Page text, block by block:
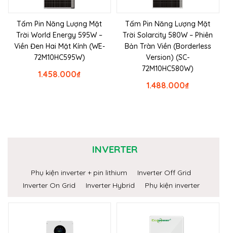
Tấm Pin Năng Lượng Mặt
Trời World Energy 595W –
Viền Đen Hai Mặt Kính (WE-
72M10HC595W)
₫
1.458.000
Tấm Pin Năng Lượng Mặt
Trời Solarcity 580W – Phiên
Bản Tràn Viền (Borderless
Version) (SC-
72M10HC580W)
₫
1.488.000
INVERTER
Phụ kiện inverter + pin lithium
Inverter Off Grid
Inverter On Grid
Inverter Hybrid Phụ kiện inverter